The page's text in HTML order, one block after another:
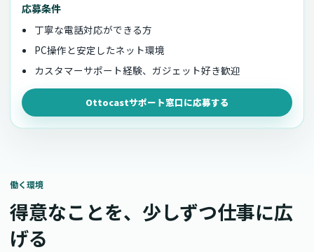
応募条件
丁寧な電話対応ができる方
PC操作と安定したネット環境
カスタマーサポート経験、ガジェット好き歓迎
Ottocastサポート窓口に応募する
働く環境
得意なことを、少しずつ仕事に広
げる